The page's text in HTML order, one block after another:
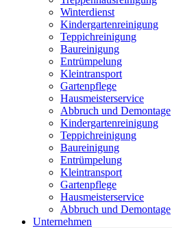
Winterdienst
Kindergartenreinigung
Teppichreinigung
Baureinigung
Entrümpelung
Kleintransport
Gartenpflege
Hausmeisterservice
Abbruch und Demontage
Kindergartenreinigung
Teppichreinigung
Baureinigung
Entrümpelung
Kleintransport
Gartenpflege
Hausmeisterservice
Abbruch und Demontage
Unternehmen